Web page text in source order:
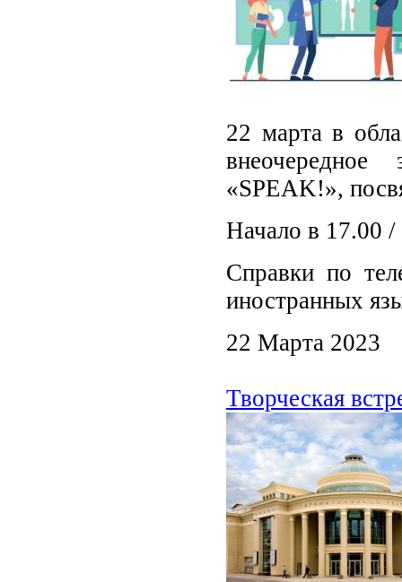
22 марта в
внеочередное
«SPEAK!»,
Начало в 17.00
Справки по
иностранных
22 Марта 2023
Творческая